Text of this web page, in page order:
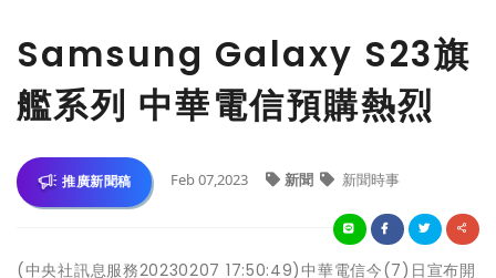
Samsung Galaxy S23旗
艦系列 中華電信預購熱烈
推廣新聞稿 Feb 07,2023 新聞 新聞時事
(中央社訊息服務20230207 17:50:49)中華電信今(7)日宣布開